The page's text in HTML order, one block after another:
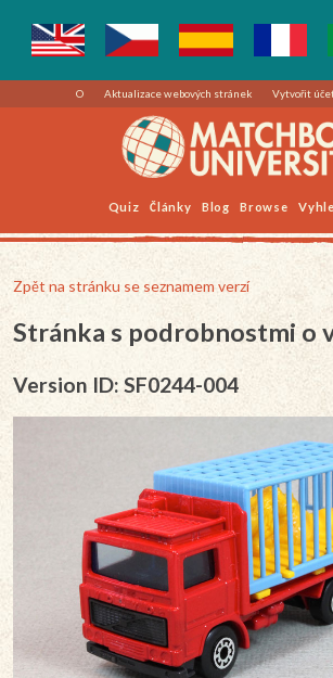
O Aktualizace webových stránek Vytvořit
Quiz Články Blog Browse
Zpět na stránku se seznamem verzí
Stránka s podrobnostmi o
Version ID: SF0244-004